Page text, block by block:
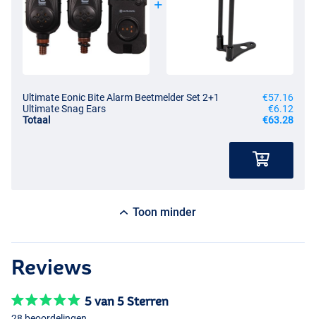
Ultimate Eonic Bite Alarm Beetmelder Set 2+1
€57.16
Ultimate Snag Ears
€6.12
Totaal
€63.28
Toon minder
Reviews
5 van 5 Sterren